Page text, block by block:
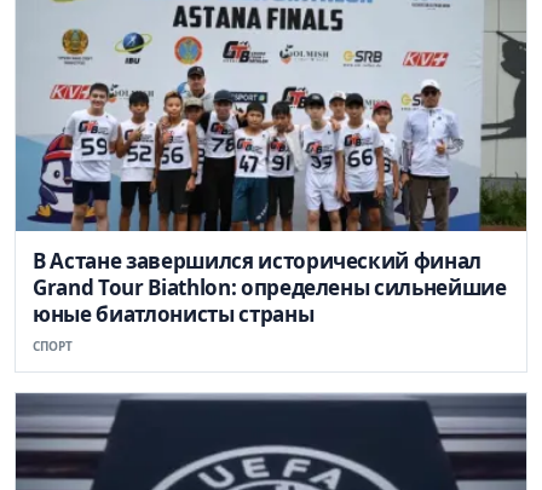
В Астане завершился исторический финал
Grand Tour Biathlon: определены сильнейшие
юные биатлонисты страны
СПОРТ